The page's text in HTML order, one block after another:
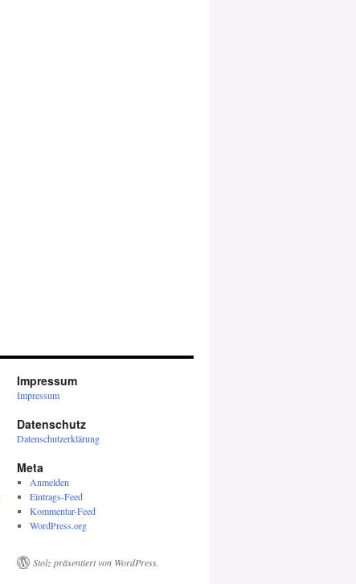
Impressum
Impressum
Datenschutz
Datenschutzerklärung
Meta
Anmelden
Eintrags-Feed
Kommentar-Feed
WordPress.org
Stolz präsentiert von WordPress.